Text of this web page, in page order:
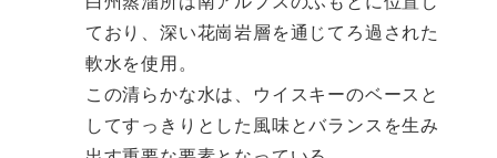
ており、深い花崗岩層を通じてろ過された
軟水を使用。
この清らかな水は、ウイスキーのベースと
してすっきりとした風味とバランスを生み